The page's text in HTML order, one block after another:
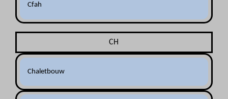
Cfah
CH
Chaletbouw